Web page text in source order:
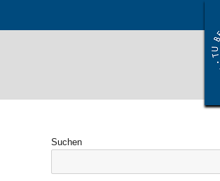
Suchen